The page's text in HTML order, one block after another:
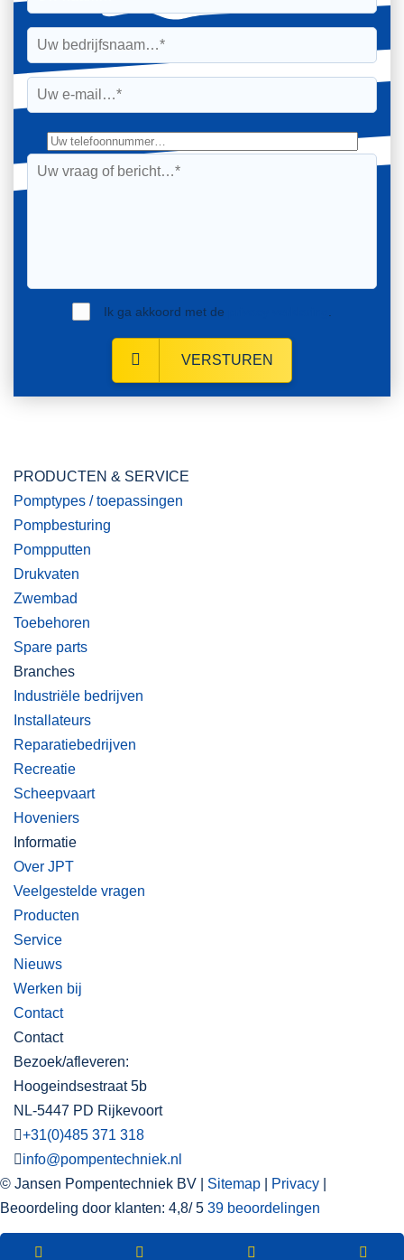
Ik ga akkoord met de
VERSTUREN
PRODUCTEN & SERVICE
Pomptypes / toepassingen
Pompbesturing
Pompputten
Drukvaten
Zwembad
Toebehoren
Spare parts
Branches
Industriële bedrijven
Installateurs
Reparatiebedrijven
Recreatie
Scheepvaart
Hoveniers
Informatie
Over JPT
Veelgestelde vragen
Producten
Service
Nieuws
Werken bij
Contact
Contact
Bezoek/afleveren:
Hoogeindsestraat 5b
NL-5447 PD Rijkevoort
+31(0)485 371 318
info@pompentechniek.nl
© Jansen Pompentechniek BV | Sitemap Privacy
Beoordeling door klanten: 4,8/5 39 beoordelingen
WEBSHOP Nieuwsbrief